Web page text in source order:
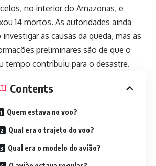
no interior do Amazonas, e
14 mortos. As autoridades ainda
investigar as causas da queda, mas as
preliminares são de que o
tempo contribuiu para o desastre.
Contents
Quem estava no voo?
Qual era o trajeto do voo?
Qual era o modelo do avião?